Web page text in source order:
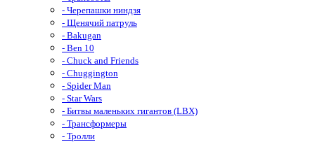
- Черепашки ниндзя
- Щенячий патруль
- Bakugan
- Ben 10
- Chuck and Friends
- Chuggington
- Spider Man
- Star Wars
- Битвы маленьких гигантов (LBX)
- Трансформеры
- Тролли